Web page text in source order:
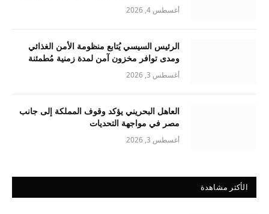
أغسطس 4, 2026
الرئيس السيسي يُتابع منظومة الأمن الغذائي
ومدى توافر مخزون آمن لمدة زمنية مُطمئنة
أغسطس 3, 2026
العاهل البحريني يؤكد وقوف المملكة إلى جانب
مصر في مواجهة التحديات
أغسطس 3, 2026
الأكثر مشاهدة